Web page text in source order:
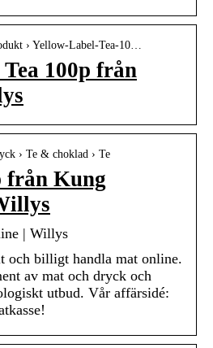
› Yellow-Label-Tea-10…
100p från
› Te & choklad › Te
från Kung
| Willys
och billigt handla mat online.
av mat och dryck och
utbud. Vår affärsidé: